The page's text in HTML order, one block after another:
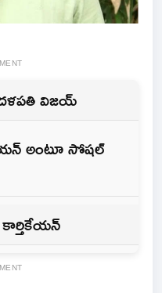
విజయ్
అంటూ సోషల్
కార్తికేయన్